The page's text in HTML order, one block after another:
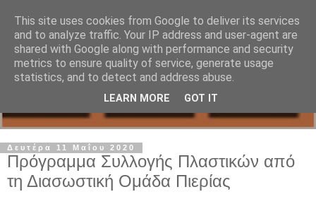
Δευτέρα 11 Μαΐου 2020
Πρόγραμμα Συλλογής Πλαστικών από
τη Διασωστική Ομάδα Πιερίας
This site uses cookies from Google to deliver its services
and to analyze traffic. Your IP address and user-agent are
shared with Google along with performance and security
metrics to ensure quality of service, generate usage
statistics, and to detect and address abuse.
LEARN MORE GOT IT